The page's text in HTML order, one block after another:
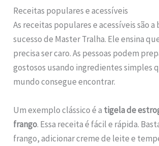
Receitas populares e acessíveis
As receitas populares e acessíveis são a
sucesso de Master Tralha. Ele ensina
precisa ser caro. As pessoas podem
gostosos usando ingredientes simples
mundo consegue encontrar.
Um exemplo clássico é a tigela de
frango. Essa receita é fácil e rápida.
frango, adicionar creme de leite e